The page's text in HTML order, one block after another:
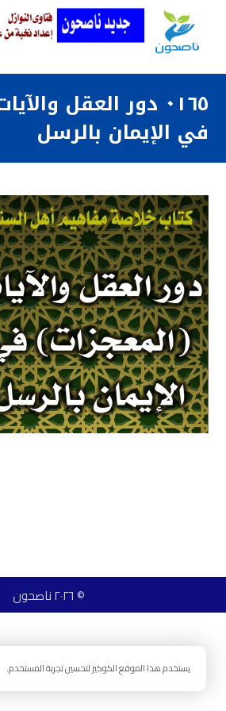
٠١٦٥ دور العقل
في الإيمان بالرسل
© ٢٠٢٦ ناصحون
يستخدم هذا الموقع الكوكيز لتحسين تجربة المستخدم.